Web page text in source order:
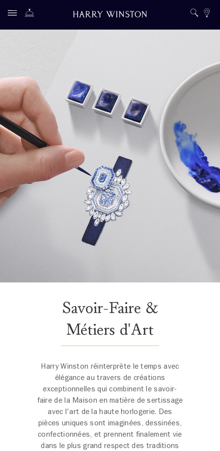
Savoir-Faire &
Métiers d'Art
Harry Winston réinterprète le temps avec
élégance au travers de créations
exceptionnelles qui combinent le savoir-
faire de la Maison en matière de sertissage
avec l'art de la haute horlogerie. Des
pièces uniques sont imaginées, dessinées,
confectionnées, et prennent finalement vie
dans le plus grand respect des traditions